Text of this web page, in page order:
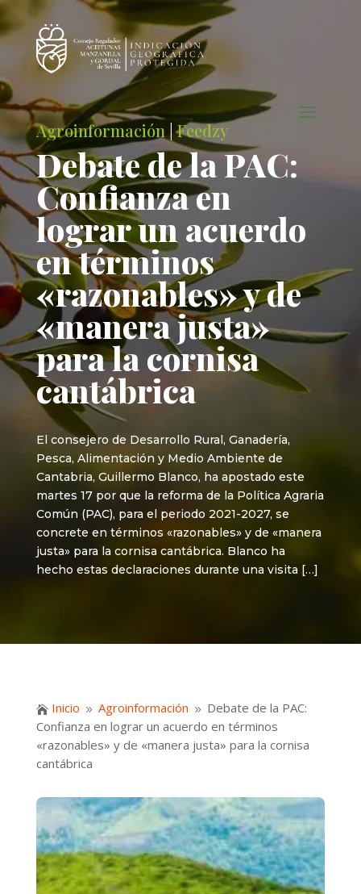
Agroinformación |Feedzy
Debate de la PAC:
Confianza en
lograr un acuerdo
en términos
«razonables» y de
«manera justa»
para la cornisa
cantábrica
El consejero de Desarrollo Rural, Ganadería,
Pesca, Alimentación y Medio Ambiente de
Cantabria, Guillermo Blanco, ha apostado este
martes 17 por que la reforma de la Política Agraria
Común (PAC), para el periodo 2021-2027, se
concrete en términos «razonables» y de «manera
justa» para la cornisa cantábrica. Blanco ha
hecho estas declaraciones durante una visita […]
 Inicio 9 Agroinformación 9 Debate de la PAC:
Confianza en lograr un acuerdo en términos
«razonables» y de «manera justa» para la cornisa
cantábrica